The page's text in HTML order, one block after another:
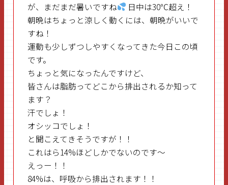
が、まだまだ暑いですね
日中は30℃超え！
朝晩はちょっと涼しく動くには、朝晩がいいで
すね！
運動も少しずつしやすくなってきた今日この頃
です。
ちょっと気になったんですけど、
皆さんは脂肪ってどこから排出されるか知って
ます？
汗でしょ！
オシッコでしょ！
と聞こえてきそうですが！！
これはら14%ほどしかでないのです～
えっー！！
84%は、呼吸から排出されます！！